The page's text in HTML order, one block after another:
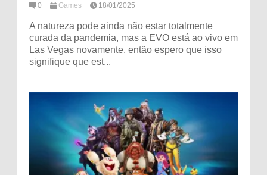
0 Games 18/01/2025
A natureza pode ainda não estar totalmente
curada da pandemia, mas a EVO está ao vivo em
Las Vegas novamente, então espero que isso
signifique que est...